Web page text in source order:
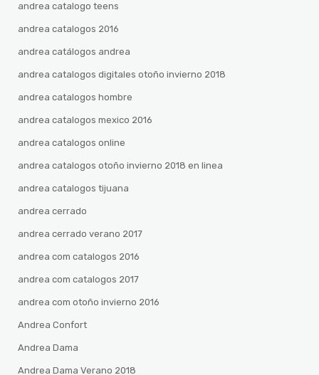
andrea catalogo teens
andrea catalogos 2016
andrea catálogos andrea
andrea catalogos digitales otoño invierno 2018
andrea catalogos hombre
andrea catalogos mexico 2016
andrea catalogos online
andrea catalogos otoño invierno 2018 en linea
andrea catalogos tijuana
andrea cerrado
andrea cerrado verano 2017
andrea com catalogos 2016
andrea com catalogos 2017
andrea com otoño invierno 2016
Andrea Confort
Andrea Dama
Andrea Dama Verano 2018